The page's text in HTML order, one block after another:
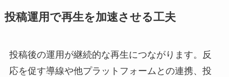
投稿運用で再生を加速させる工夫
投稿後の運用が継続的な再生につながります。反
応を促す導線や他プラットフォームとの連携、投